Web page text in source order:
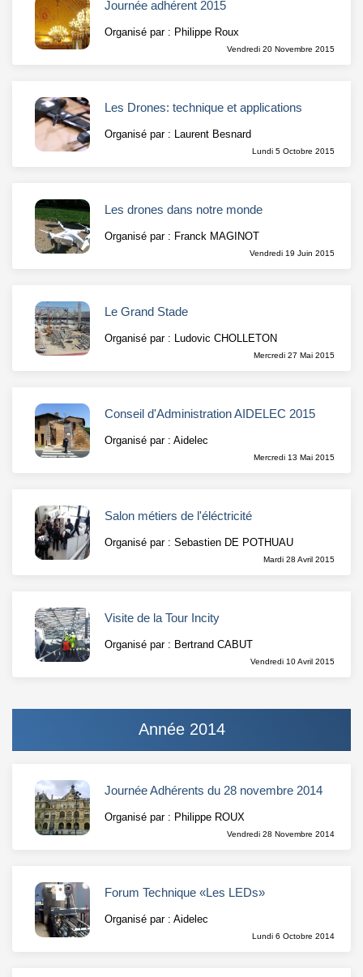
Journée adhérent 2015
Organisé par : Philippe Roux
Vendredi 20 Novembre 2015
Les Drones: technique et applications
Organisé par : Laurent Besnard
Lundi 5 Octobre 2015
Les drones dans notre monde
Organisé par : Franck MAGINOT
Vendredi 19 Juin 2015
Le Grand Stade
Organisé par : Ludovic CHOLLETON
Mercredi 27 Mai 2015
Conseil d'Administration AIDELEC 2015
Organisé par : Aidelec
Mercredi 13 Mai 2015
Salon métiers de l'éléctricité
Organisé par : Sebastien DE POTHUAU
Mardi 28 Avril 2015
Visite de la Tour Incity
Organisé par : Bertrand CABUT
Vendredi 10 Avril 2015
Année 2014
Journée Adhérents du 28 novembre 2014
Organisé par : Philippe ROUX
Vendredi 28 Novembre 2014
Forum Technique «Les LEDs»
Organisé par : Aidelec
Lundi 6 Octobre 2014